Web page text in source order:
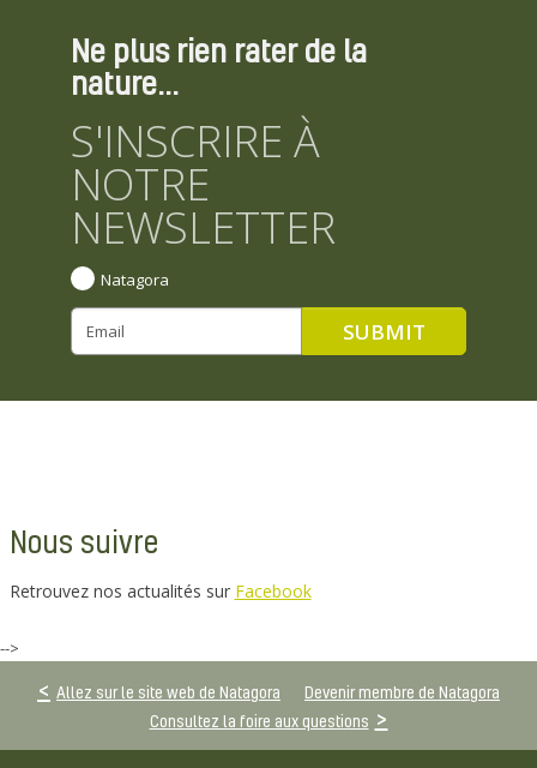
Ne plus rien rater de la
nature...
S'INSCRIRE À
NOTRE
NEWSLETTER
Natagora
Nous suivre
Retrouvez nos actualités sur Facebook
-->
Allez sur le site web de Natagora
Devenir membre de Natagora
Consultez la foire aux questions